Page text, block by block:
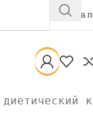
Доставка